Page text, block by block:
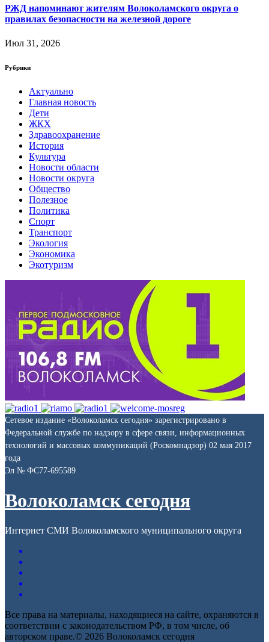
РЖД напоминают жителям Волоколамского округа о
правилах безопасности на железной дороге
Июл 31, 2026
Рубрики
Актуально
Главная новость
Дети
ЖКХ
Здравоохранение
История
Культура
Новости области
Новости округа
Общество
Полезное
Политика
Спорт
Транспорт
Экология
Экономика
Экотуризм
Сетевое издание «Волоколамск сегодня» зарегистрировано в
Федеральной службе по надзору в сфере связи, информационных
технологий и массовых коммуникаций (Роскомнадзор) 02 мая 2017
года
Эл № ФС77-695589
Волоколамск сегодня
Интернет СМИ Волоколамского муниципального округа
Все права на материалы, находящиеся на сайте, охраняются в
соответствии с законодательством РФ, в том числе, об
авторском праве.© 2026 Волоколамск сегодня